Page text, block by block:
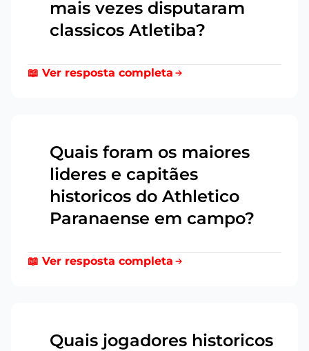
mais vezes disputaram
classicos Atletiba?
📖 Ver resposta completa
Quais foram os maiores
lideres e capitães
historicos do Athletico
Paranaense em campo?
📖 Ver resposta completa
Quais jogadores historicos